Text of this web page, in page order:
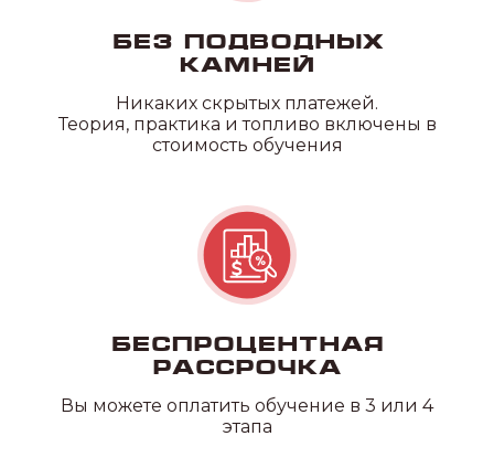
Без подводных
камней
Никаких скрытых платежей.
Теория, практика и топливо включены в
стоимость обучения
Беспроцентная
рассрочка
Вы можете оплатить обучение в 3 или 4
этапа